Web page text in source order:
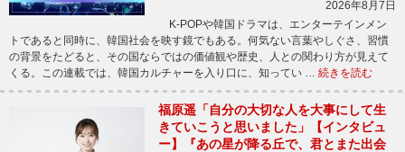
2026年8月7日
K-POPや韓国ドラマは、エンターテインメン
トであると同時に、韓国社会を映す鏡でもある。何気ない言葉やしぐさ、習慣
の背景をたどると、その国ならではの価値観や歴史、人との関わり方が見えて
くる。この連載では、韓国カルチャーを入り口に、知ってい … 続きを読む
福原遥「自分の大切な人を大事にして生
きていこうと思いました」【インタビュ
ー】『あの星が降る丘で、君とまた出会